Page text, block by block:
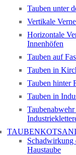
Tauben unter
Vertikale
Horizontale
Innenhöfen
Tauben auf
Tauben in
Tauben hinter
Tauben in
Schadwirkung
Haustaube